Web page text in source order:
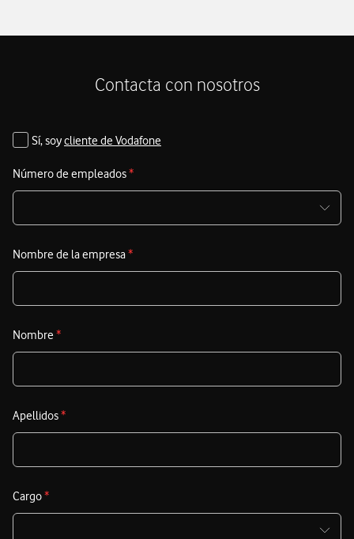
Contacta con nosotros
Sí, soycliente de Vodafone
Número de empleados*
Nombre de la empresa*
Nombre *
Apellidos*
Cargo*